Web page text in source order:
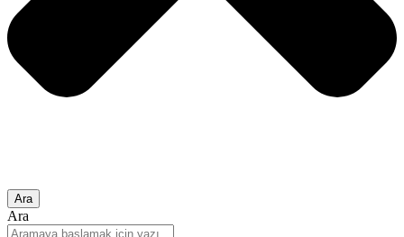
Ara
Ara